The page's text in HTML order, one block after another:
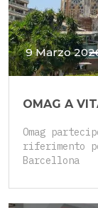
9 Marzo
OMAG A
Omag
riferimento
Barcellona